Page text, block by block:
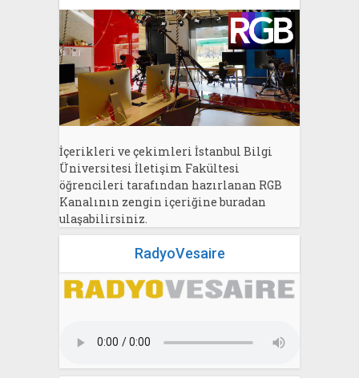
İçerikleri ve çekimleri İstanbul Bilgi
Üniversitesi İletişim Fakültesi
öğrencileri tarafından hazırlanan RGB
Kanalının zengin içeriğine buradan
ulaşabilirsiniz.
RadyoVesaire